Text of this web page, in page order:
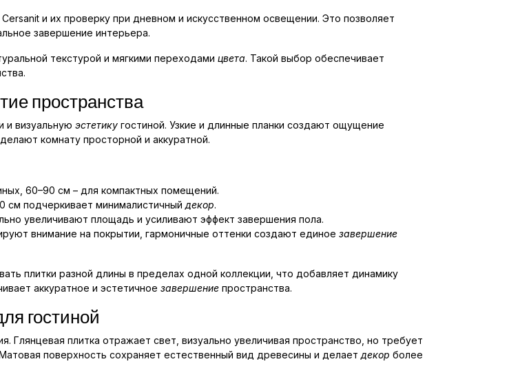
и их проверку при дневном и искусственном освещении. Это позволяет
завершение интерьера.
текстурой и мягкими переходами цвета. Такой выбор обеспечивает
пространства
и визуальную эстетику гостиной. Узкие и длинные планки создают ощущение
комнату просторной и аккуратной.
60–90 см – для компактных помещений.
см подчеркивает минималистичный декор.
увеличивают площадь и усиливают эффект завершения пола.
внимание на покрытии, гармоничные оттенки создают единое завершение
плитки разной длины в пределах одной коллекции, что добавляет динамику
аккуратное и эстетичное завершение пространства.
гостиной
Глянцевая плитка отражает свет, визуально увеличивая пространство, но требует
поверхность сохраняет естественный вид древесины и делает декор более